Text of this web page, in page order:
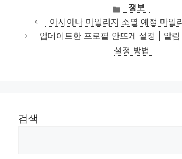
카
테
고
리
정보
아시아나 마일리지 소멸 예정 마일
업데이트한 프로필 안뜨게 설정 | 알
설정 방법
검색